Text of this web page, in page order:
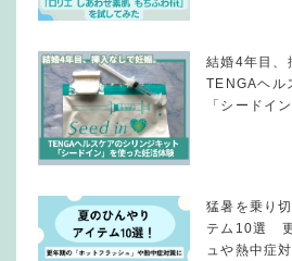
結婚4年目、
TENGAヘル
「シードイ
猛暑を乗り
テム10選 更
ュや熱中症